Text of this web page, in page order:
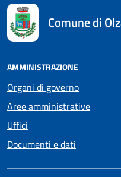
Comune di
AMMINISTRAZIONE
Organi di governo
Aree amministrative
Uffici
Documenti e dati